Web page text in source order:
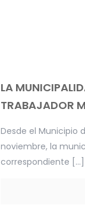
LA
TRABAJADOR
Desde el Municipio
noviembre, la
correspondiente […]